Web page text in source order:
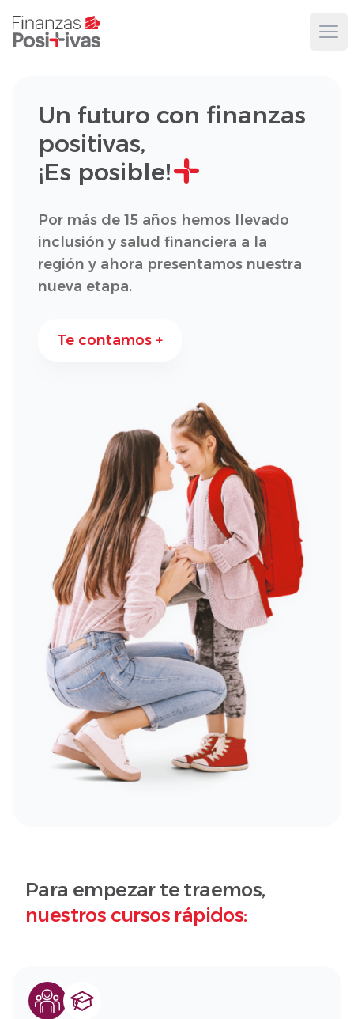
Un futuro con finanzas
positivas,
¡Es posible!
Por más de 15 años hemos llevado
inclusión y salud financiera a la
región y ahora presentamos nuestra
nueva etapa.
Te contamos +
Para empezar te traemos,
nuestros cursos rápidos: